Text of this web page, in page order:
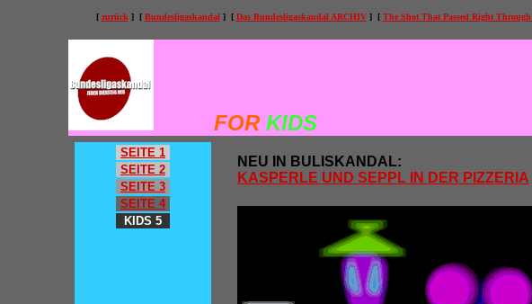
[ zurück ] [ Bundesligaskandal ] [ Das Bundesligaskandal ARCHIV] [ The Shot That Passed Right Through
FOR KIDS
SEITE 1
SEITE 2
SEITE 3
SEITE 4
KIDS 5
NEU IN BULISKANDAL:
KASPERLE UND SEPPL IN DER PIZZERIA